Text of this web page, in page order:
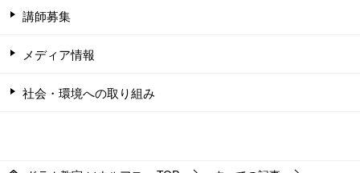
講師募集
メディア情報
社会・環境への取り組み